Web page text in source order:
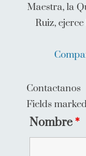
Maestra, la
Ruiz,
Contactanos
Fields
Nombre *